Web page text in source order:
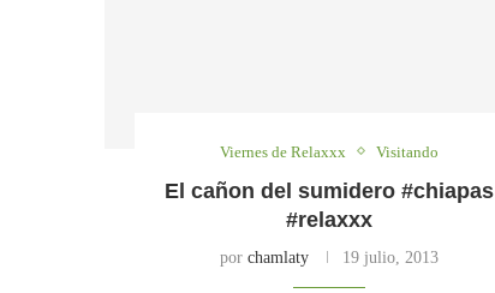
Viernes de Relaxxx Visitando
El cañon del sumidero #chiapas
#relaxxx
porchamlaty 19 julio, 2013